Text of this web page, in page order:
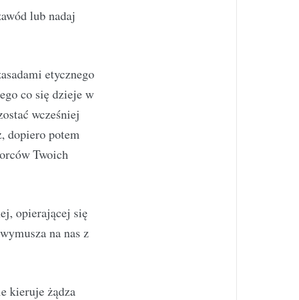
lub nadaj
etycznego
co się dzieje w
wcześniej
dopiero potem
Twoich
opierającej się
na nas z
kieruje żądza